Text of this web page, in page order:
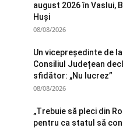
august 2026 în Vaslui,
Huși
08/08/2026
Un vicepreședinte de la
Consiliul Județean
sfidător: „Nu lucrez”
08/08/2026
„Trebuie să pleci din
pentru ca statul să